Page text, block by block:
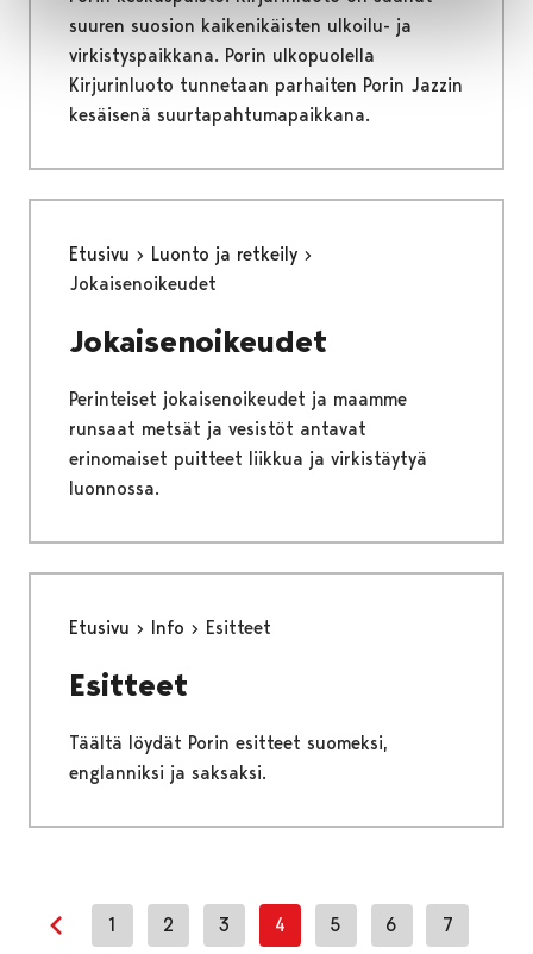
suuren suosion kaikenikäisten ulkoilu- ja
virkistyspaikkana. Porin ulkopuolella
Kirjurinluoto tunnetaan parhaiten Porin Jazzin
kesäisenä suurtapahtumapaikkana.
Etusivu
Luonto ja retkeily
Jokaisenoikeudet
Jokaisenoikeudet
Perinteiset jokaisenoikeudet ja maamme
runsaat metsät ja vesistöt antavat
erinomaiset puitteet liikkua ja virkistäytyä
luonnossa.
Etusivu Info Esitteet
Esitteet
Täältä löydät Porin esitteet suomeksi,
englanniksi ja saksaksi.
Previous page
1 2 3 4 5 6 7